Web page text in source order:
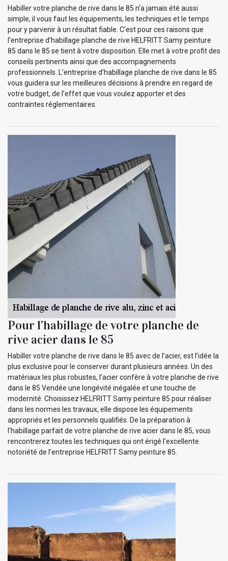
Habiller votre planche de rive dans le 85 n’a jamais été aussi
simple, il vous faut les équipements, les techniques et le temps
pour y parvenir à un résultat fiable. C’est pour ces raisons que
l’entreprise d’habillage planche de rive HELFRITT Samy peinture
85 dans le 85 se tient à votre disposition. Elle met à votre profit des
conseils pertinents ainsi que des accompagnements
professionnels. L’entreprise d’habillage planche de rive dans le 85
vous guidera sur les meilleures décisions à prendre en regard de
votre budget, de l’effet que vous voulez apporter et des
contraintes réglementaires.
Pour l’habillage de votre planche de
rive acier dans le 85
Habiller votre planche de rive dans le 85 avec de l’acier, est l’idée la
plus exclusive pour le conserver durant plusieurs années. Un des
matériaux les plus robustes, l’acier confère à votre planche de rive
dans le 85 Vendée une longévité inégalée et une touche de
modernité. Choisissez HELFRITT Samy peinture 85 pour réaliser
dans les normes les travaux, elle dispose les équipements
appropriés et les personnels qualifiés. De la préparation à
l’habillage parfait de votre planche de rive acier dans le 85, vous
rencontrerez toutes les techniques qui ont érigé l’excellente
notoriété de l’entreprise HELFRITT Samy peinture 85.